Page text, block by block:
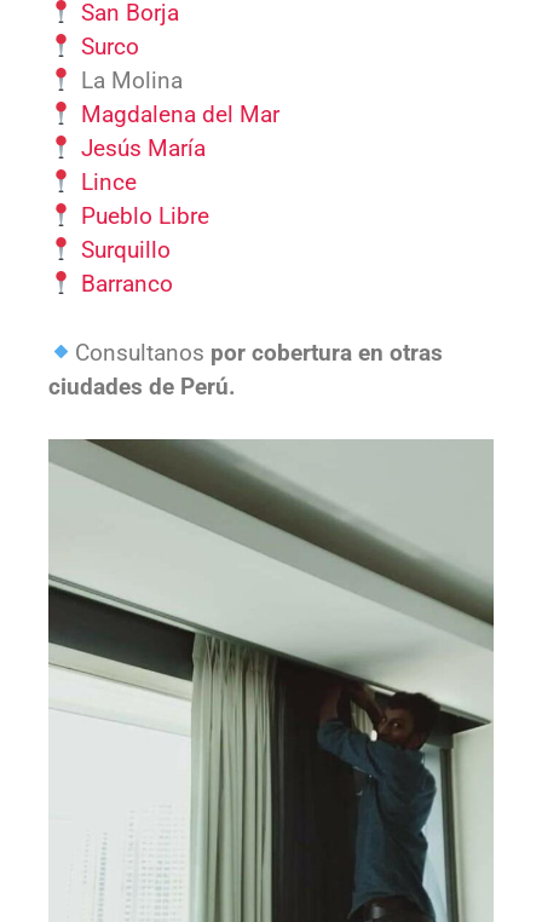
San Borja
Surco
La Molina
Magdalena del Mar
Jesús María
Lince
Pueblo Libre
Surquillo
Barranco
Consultanos por cobertura en otras
ciudades de Perú.